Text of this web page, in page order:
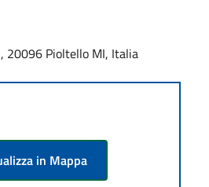
20096 Pioltello MI, Italia
in Mappa